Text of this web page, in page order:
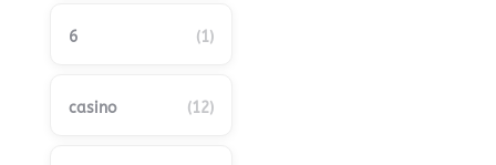
6 (1)
casino (12)